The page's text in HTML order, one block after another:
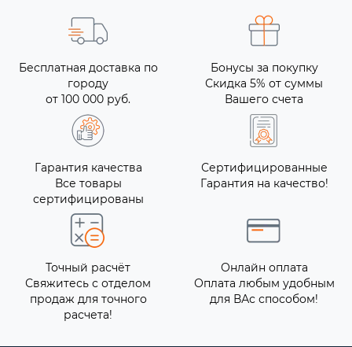
Бесплатная доставка по
городу
от 100 000 руб.
Бонусы за покупку
Скидка 5% от суммы
Вашего счета
Гарантия качества
Все товары
сертифицированы
Сертифицированные
Гарантия на качество!
Точный расчёт
Свяжитесь с отделом
продаж для точного
расчета!
Онлайн оплата
Оплата любым удобным
для ВАс способом!